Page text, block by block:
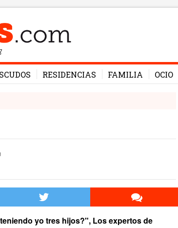
RESIDENCIAS FAMILIA OCIO
yo tres hijos?", Los expertos de